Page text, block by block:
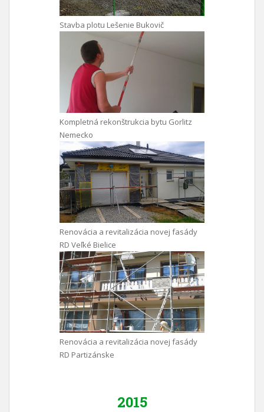
Stavba plotu Lešenie Bukovič
Kompletná rekonštrukcia bytu Gorlitz
Nemecko
Renovácia a revitalizácia novej fasády
RD Veľké Bielice
Renovácia a revitalizácia novej fasády
RD Partizánske
2015